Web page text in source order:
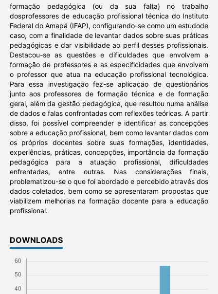
formação pedagógica (ou da sua falta) no trabalho
dosprofessores de educação profissional técnica do Instituto
Federal do Amapá (IFAP), configurando-se como um estudode
caso, com a finalidade de levantar dados sobre suas práticas
pedagógicas e dar visibilidade ao perfil desses profissionais.
Destacou-se as questões e dificuldades que envolvem a
formação de professores e as especificidades que envolvem
o professor que atua na educação profissional tecnológica.
Para essa investigação fez-se aplicação de questionários
junto aos professores de formação técnica e de formação
geral, além da gestão pedagógica, que resultou numa análise
de dados e falas confrontadas com reflexões teóricas. A partir
disso, foi possível compreender e identificar as concepções
sobre a educação profissional, bem como levantar dados com
os próprios docentes sobre suas formações, identidades,
experiências, práticas, concepções, importância da formação
pedagógica para a atuação profissional, dificuldades
enfrentadas, entre outras. Nas considerações finais,
problematizou-se o que foi abordado e percebido através dos
dados coletados, bem como se apresentaram propostas que
viabilizem melhorias na formação docente para a educação
profissional.
DOWNLOADS